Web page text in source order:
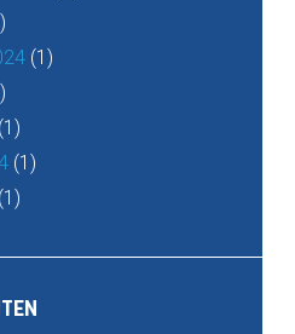
(1)
(1)
(1)